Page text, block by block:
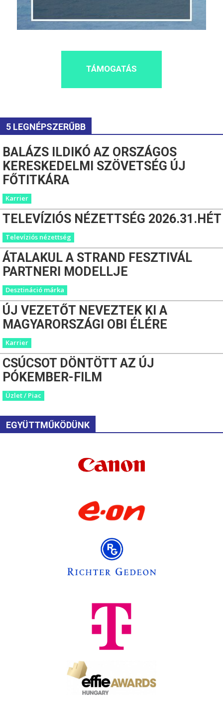
TÁMOGATÁS
5 LEGNÉPSZERŰBB
BALÁZS ILDIKÓ AZ ORSZÁGOS
KERESKEDELMI SZÖVETSÉG ÚJ
FŐTITKÁRA
Karrier
TELEVÍZIÓS NÉZETTSÉG 2026.31.HÉT
Televíziós nézettség
ÁTALAKUL A STRAND FESZTIVÁL
PARTNERI MODELLJE
Desztináció márka
ÚJ VEZETŐT NEVEZTEK KI A
MAGYARORSZÁGI OBI ÉLÉRE
Karrier
CSÚCSOT DÖNTÖTT AZ ÚJ
PÓKEMBER-FILM
Üzlet / Piac
EGYÜTTMŰKÖDÜNK